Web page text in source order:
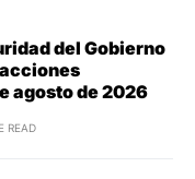
del Gobierno
agosto de 2026
READ